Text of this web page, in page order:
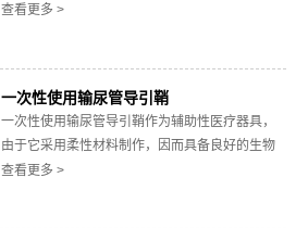
挑选出优异的高压延长管成为了业内关注的焦
概念高压延长管是一种采用医用级高分子材料制
成的、经...
查看更多 >
一次性使用输尿管导引鞘
一次性使用输尿管导引鞘作为辅助性医疗器具，
由于它采用柔性材料制作，因而具备良好的生物
相容性，对于尿路手术中，如输尿管镜手术、腹
查看更多 >